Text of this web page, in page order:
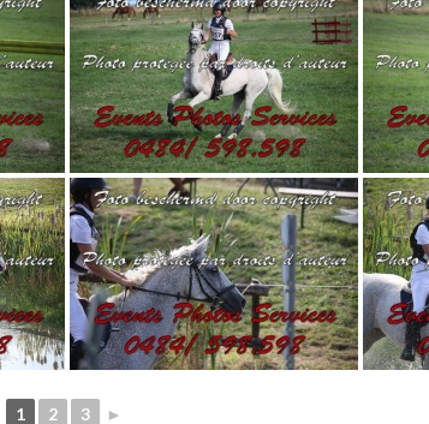
1 2 3 ►